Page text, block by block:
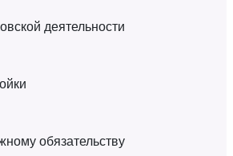
деятельности
обязательству